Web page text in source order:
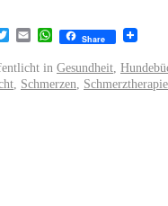
TwitterEmailWhatsApp
Share
in Gesundheit,
, Schmerzen, Schmerztherapie